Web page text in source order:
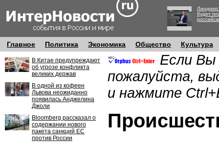
будет
Главное Политика Экономика Общество Культура
В Китае предупреждают
об угрозе конфликта
великих держав
В одной из кофеен
Львова неожиданно
появилась Анджелина
Джоли
Bloomberg рассказал о
содержании нового
пакета санкций ЕС
против России
Если Вы
пожалуйста,
и нажмите